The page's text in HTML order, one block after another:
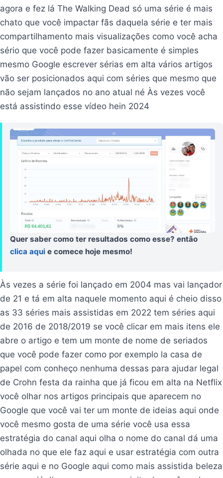
agora e fez lá The Walking Dead só uma série é mais
chato que você impactar fãs daquela série e ter mais
compartilhamento mais visualizações como você acha
sério que você pode fazer basicamente é simples
mesmo Google escrever sérias em alta vários artigos
vão ser posicionados aqui com séries que mesmo que
não sejam lançados no ano atual né Às vezes você
está assistindo esse vídeo hein 2024
Quer saber como ter resultados como esse? então
clica aqui e comece hoje mesmo!
Às vezes a série foi lançado em 2004 mas vai lançador
de 21 e tá em alta naquele momento aqui é cheio disso
as 33 séries mais assistidas em 2022 tem séries aqui
de 2016 de 2018/2019 se você clicar em mais itens ele
abre o artigo e tem um monte de nome de seriados
que você pode fazer como por exemplo la casa de
papel com conheço nenhuma dessas para ajudar legal
de Crohn festa da rainha que já ficou em alta na Netflix
você olhar nos artigos principais que aparecem no
Google que você vai ter um monte de ideias aqui onde
você mesmo gosta de uma série você usa essa
estratégia do canal aqui olha o nome do canal dá uma
olhada no que ele faz aqui e usar estratégia com outra
série aqui e no Google aqui como mais assistida beleza